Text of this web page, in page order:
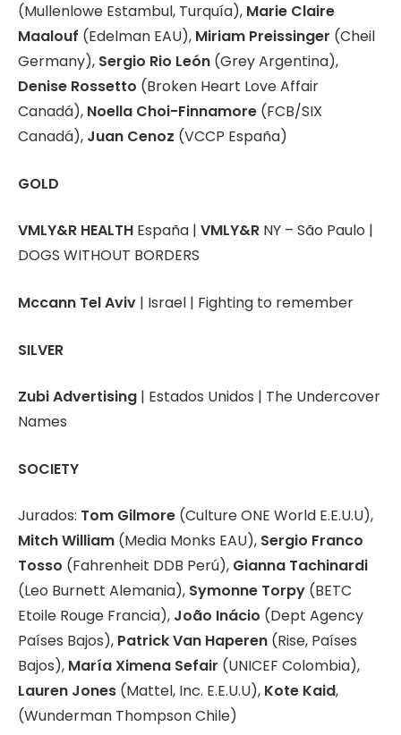
(Mullenlowe Estambul, Turquía), Marie Claire
Maalouf (Edelman EAU), Miriam Preissinger (Cheil
Germany), Sergio Rio León (Grey Argentina),
Denise Rossetto (Broken Heart Love Affair
Canadá), Noella Choi-Finnamore (FCB/SIX
Canadá), Juan Cenoz (VCCP España)
GOLD
VMLY&R HEALTH España | VMLY&R NY – São Paulo |
DOGS WITHOUT BORDERS
Mccann Tel Aviv | Israel | Fighting to remember
SILVER
Zubi Advertising | Estados Unidos | The Undercover
Names
SOCIETY
Jurados: Tom Gilmore (Culture ONE World E.E.U.U),
Mitch William (Media Monks EAU), Sergio Franco
Tosso (Fahrenheit DDB Perú), Gianna Tachinardi
(Leo Burnett Alemania), Symonne Torpy (BETC
Etoile Rouge Francia), João Inácio (Dept Agency
Países Bajos), Patrick Van Haperen (Rise, Países
Bajos), María Ximena Sefair (UNICEF Colombia),
Lauren Jones (Mattel, Inc. E.E.U.U), Kote Kaid,
(Wunderman Thompson Chile)